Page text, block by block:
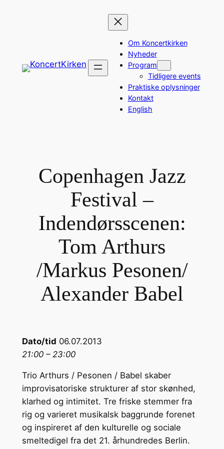
Om Koncertkirken
Nyheder
Program
Tidligere events
Praktiske oplysninger
Kontakt
English
Copenhagen Jazz
Festival –
Indendørsscenen:
Tom Arthurs
/Markus Pesonen/
Alexander Babel
Dato/tid 06.07.2013
21:00 – 23:00
Trio Arthurs / Pesonen / Babel skaber
improvisatoriske strukturer af stor skønhed,
klarhed og intimitet. Tre friske stemmer fra
rig og varieret musikalsk baggrunde forenet
og inspireret af den kulturelle og sociale
smeltedigel fra det 21. århundredes Berlin.